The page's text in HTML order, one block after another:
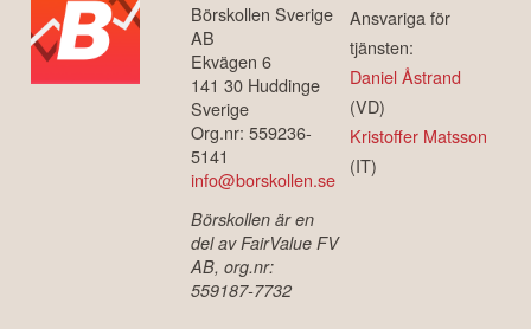
Börskollen Sverige
AB
Ekvägen 6
141 30 Huddinge
Sverige
Org.nr: 559236-
5141
info@borskollen.se
Börskollen är en
del av FairValue FV
AB, org.nr:
559187-7732
Ansvariga för
tjänsten:
Daniel Åstrand
(VD)
Kristoffer Matsson
(IT)